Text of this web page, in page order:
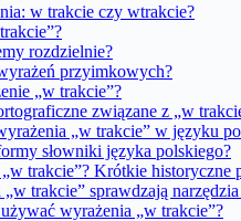
w trakcie czy wtrakcie?
rozdzielnie?
przyimkowych?
„w trakcie”?
związane z „w
„w trakcie” w języku
słowniki języka polskiego?
trakcie”? Krótkie historyczne
trakcie” sprawdzają
wyrażenia „w trakcie”?